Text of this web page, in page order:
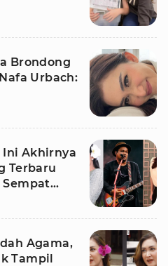
Brondong
Urbach:
Ini Akhirnya
Terbaru
Agama,
Tampil